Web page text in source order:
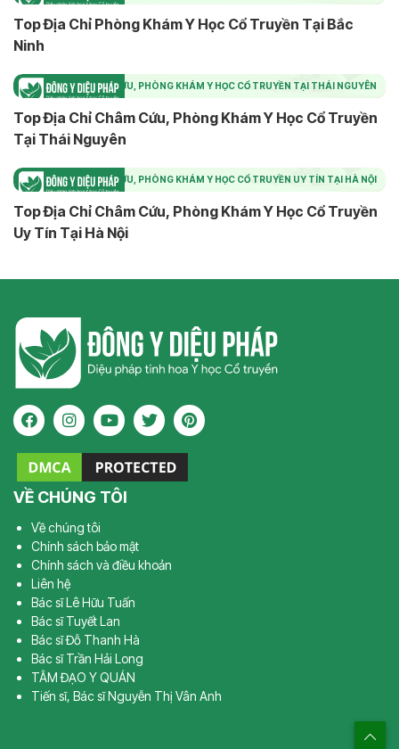
Top Địa Chỉ Phòng Khám Y Học Cổ Truyền Tại Bắc
Ninh
TOP ĐỊA CHỈ CHÂM CỨU, PHÒNG KHÁM Y HỌC CỔ TRUYỀN TẠI THÁI NGUYÊN
Top Địa Chỉ Châm Cứu, Phòng Khám Y Học Cổ Truyền
Tại Thái Nguyên
TOP ĐỊA CHỈ CHÂM CỨU, PHÒNG KHÁM Y HỌC CỔ TRUYỀN UY TÍN TẠI HÀ NỘI
Top Địa Chỉ Châm Cứu, Phòng Khám Y Học Cổ Truyền
Uy Tín Tại Hà Nội
VỀ CHÚNG TÔI
Về chúng tôi
Chính sách bảo mật
Chính sách và điều khoản
Liên hệ
Bác sĩ Lê Hữu Tuấn
Bác sĩ Tuyết Lan
Bác sĩ Đỗ Thanh Hà
Bác sĩ Trần Hải Long
TÂM ĐẠO Y QUÁN
Tiến sĩ, Bác sĩ Nguyễn Thị Vân Anh